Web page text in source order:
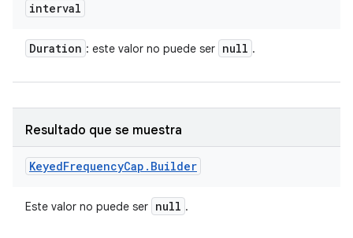
interval
Duration : este valor no puede ser null .
Resultado que se muestra
KeyedFrequencyCap . Builder
Este valor no puede ser null .